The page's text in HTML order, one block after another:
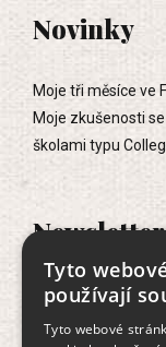
Novinky
Moje tři měsíce ve
Moje zkušenosti
školami typu
Newsletter
Tyto
používají
Tyto webové